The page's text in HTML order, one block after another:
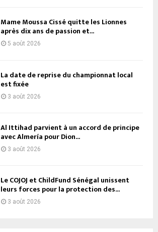
Mame Moussa Cissé quitte les Lionnes
après dix ans de passion et...
5 août 2026
La date de reprise du championnat local
est fixée
3 août 2026
Al Ittihad parvient à un accord de principe
avec Almería pour Dion...
3 août 2026
Le COJOJ et ChildFund Sénégal unissent
leurs forces pour la protection des...
3 août 2026